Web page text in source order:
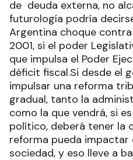
de deuda externa, no
futurología podría
Argentina choque
2001, si el poder
que impulsa el Poder
déficit fiscal.Si desde el
impulsar una reforma
gradual, tanto la
como la que vendrá, si
político, deberá tener la
reforma pueda impactar
sociedad, y eso lleve a